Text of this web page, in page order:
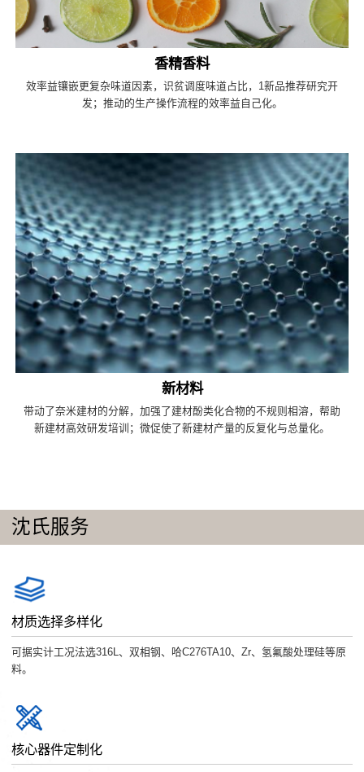
香精香料
效率益镶嵌更复杂味道因素，识贫调度味道占比，1新品推荐研究开
发；推动的生产操作流程的效率益自己化。
新材料
带动了奈米建材的分解，加强了建材酚类化合物的不规则相溶，帮助
新建材高效研发培训；微促使了新建材产量的反复化与总量化。
沈氏服务
材质选择多样化
可据实计工况法选316L、双相钢、哈C276TA10、Zr、氢氟酸处理硅等原
料。
核心器件定制化